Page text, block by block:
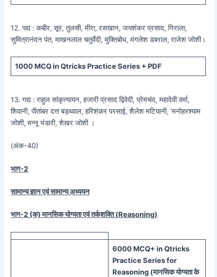
12. पद्य : कबीर, सूर, तुलसी, मीरा, रसखान, जयशंकर प्रसाद, निराला,
सुमित्रानंदन पंत, माखनलाल चतुर्वेदी, मुक्तिबोध, मंगलेश डबराल, राजेश जोशी।
1000 MCQin Qtricks Practice Series + PDF
13. गद्य : राहुल सांकृत्यायन, हजारी प्रसाद द्विवेदी, प्रेमचंद, महादेवी वर्मा,
शिवानी, पीतांबर दत्त बड़थ्वाल, हरिशंकर परसाई, शैलेश मटियानी, ‘मनोहरश्याम
जोशी, मन्नू भंडारी, शेखर जोशी ।
(अंक-40)
भाग-2
सामान्य ज्ञान एवं सामान्य अध्ययन
भाग-2 (क) मानसिक योग्यता एवं तर्कशक्ति (Reasoning)
6000 MCQ+ inQtricks
Practice Seriesfor
Reasoning (मानसिकयोग्यता के